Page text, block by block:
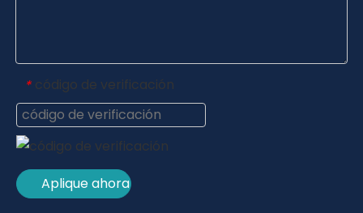
* código de verificación
Aplique ahora